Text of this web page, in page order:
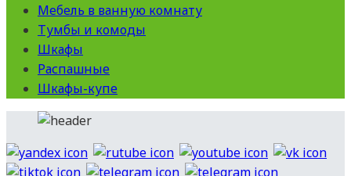
Мебель в ванную комнату
Тумбы и комоды
Шкафы
Распашные
Шкафы-купе